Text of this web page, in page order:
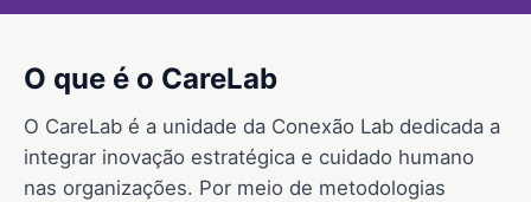
O que é o CareLab
O CareLab é a unidade da Conexão Lab dedicada a
integrar inovação estratégica e cuidado humano
nas organizações. Por meio de metodologias